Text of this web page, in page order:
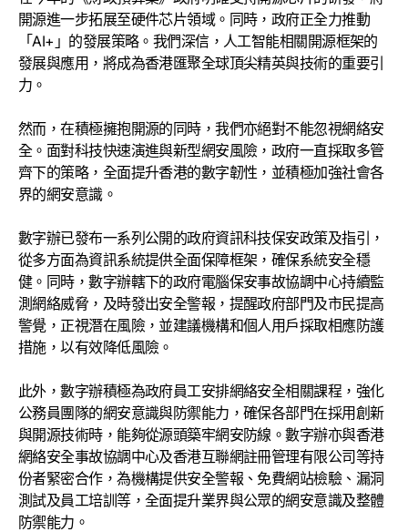
開源進一步拓展至硬件芯片領域。同時，政府正全力推動
「AI+」的發展策略。我們深信，人工智能相關開源框架的
發展與應用，將成為香港匯聚全球頂尖精英與技術的重要引
力。
然而，在積極擁抱開源的同時，我們亦絕對不能忽視網絡安
全。面對科技快速演進與新型網安風險，政府一直採取多管
齊下的策略，全面提升香港的數字韌性，並積極加強社會各
界的網安意識。
數字辦已發布一系列公開的政府資訊科技保安政策及指引，
從多方面為資訊系統提供全面保障框架，確保系統安全穩
健。同時，數字辦轄下的政府電腦保安事故協調中心持續監
測網絡威脅，及時發出安全警報，提醒政府部門及市民提高
警覺，正視潛在風險，並建議機構和個人用戶採取相應防護
措施，以有效降低風險。
此外，數字辦積極為政府員工安排網絡安全相關課程，強化
公務員團隊的網安意識與防禦能力，確保各部門在採用創新
與開源技術時，能夠從源頭築牢網安防線。數字辦亦與香港
網絡安全事故協調中心及香港互聯網註冊管理有限公司等持
份者緊密合作，為機構提供安全警報、免費網站檢驗、漏洞
測試及員工培訓等，全面提升業界與公眾的網安意識及整體
防禦能力。